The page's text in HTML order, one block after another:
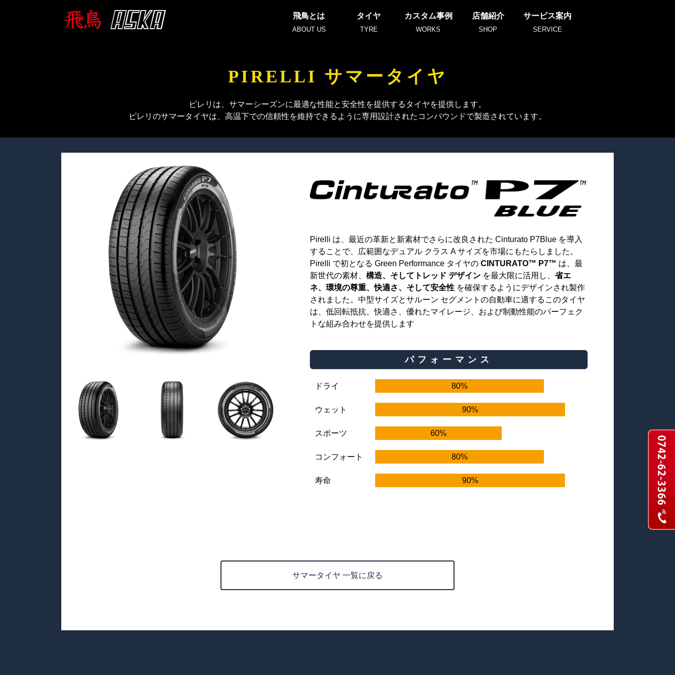
サービス案内
SERVICE
店舗紹介
SHOP
カスタム事例
WORKS
タイヤ
TYRE
飛鳥とは
ABOUT US
PIRELLI サマータイヤ
ピレリは、サマーシーズンに最適な性能と安全性を提供するタイヤを提供します。
ピレリのサマータイヤは、高温下での信頼性を維持できるように専用設計されたコンパウンドで製造されています。
Pirelli は、最近の革新と新素材でさらに改良された Cinturato P7Blue を導入
することで、広範囲なデュアル クラス A サイズを市場にもたらしました。
Pirelli で初となる Green Performance タイヤの CINTURATO™ P7™ は、最
新世代の素材、 構造、そしてトレッド デザイン を最大限に活用し、 省エ
ネ、環境の尊重、快適さ、そして安全性 を確保するようにデザインされ製作
されました。中型サイズとサルーン セグメントの自動車に適するこのタイヤ
は、低回転抵抗、快適さ、優れたマイレージ、および制動性能のパーフェク
トな組み合わせを提供します
パフォーマンス
ドライ 80%
ウェット 90%
スポーツ 60%
コンフォート 80%
寿命 90%
サマータイヤ 一覧に戻る